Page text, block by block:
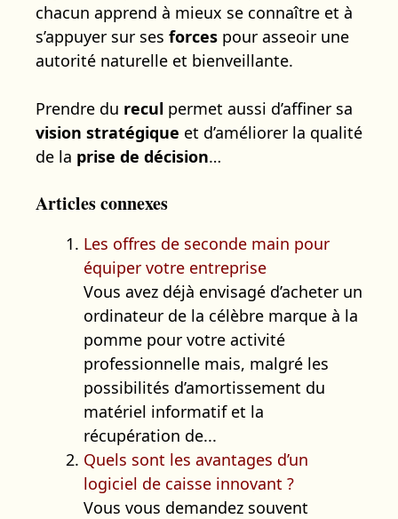
chacun apprend à mieux se connaître et à
s’appuyer sur ses forces pour asseoir une
autorité naturelle et bienveillante.
Prendre du recul permet aussi d’affiner sa
vision stratégique et d’améliorer la qualité
de la prise de décision…
Articles connexes
Les offres de seconde main pour
équiper votre entreprise
Vous avez déjà envisagé d’acheter un
ordinateur de la célèbre marque à la
pomme pour votre activité
professionnelle mais, malgré les
possibilités d’amortissement du
matériel informatif et la
récupération de...
Quels sont les avantages d’un
logiciel de caisse innovant ?
Vous vous demandez souvent